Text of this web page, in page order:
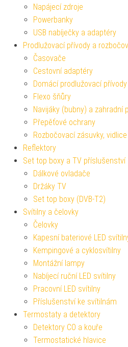
Napájecí zdroje
Powerbanky
USB nabíječky a adaptéry
Prodlužovací přívody a
Časovače
Cestovní adaptéry
Domácí prodlužovací přívody
Flexo šňůry
Navijáky (bubny) a zahradní
Přepěťové ochrany
Rozbočovací zásuvky, vidlice
Reflektory
Set top boxy a TV příslušenství
Dálkové ovladače
Držáky TV
Set top boxy (DVB-T2)
Svítilny a čelovky
Čelovky
Kapesní bateriové LED
Kempingové a cyklosvítilny
Montážní lampy
Nabíjecí ruční LED svítilny
Pracovní LED svítilny
Příslušenství ke svítilnám
Termostaty a detektory
Detektory CO a kouře
Termostatické hlavice